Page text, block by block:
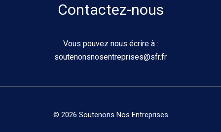
Contactez-nous
Vous pouvez nous écrire à :
soutenonsnosentreprises@sfr.fr
© 2026 Soutenons Nos Entreprises